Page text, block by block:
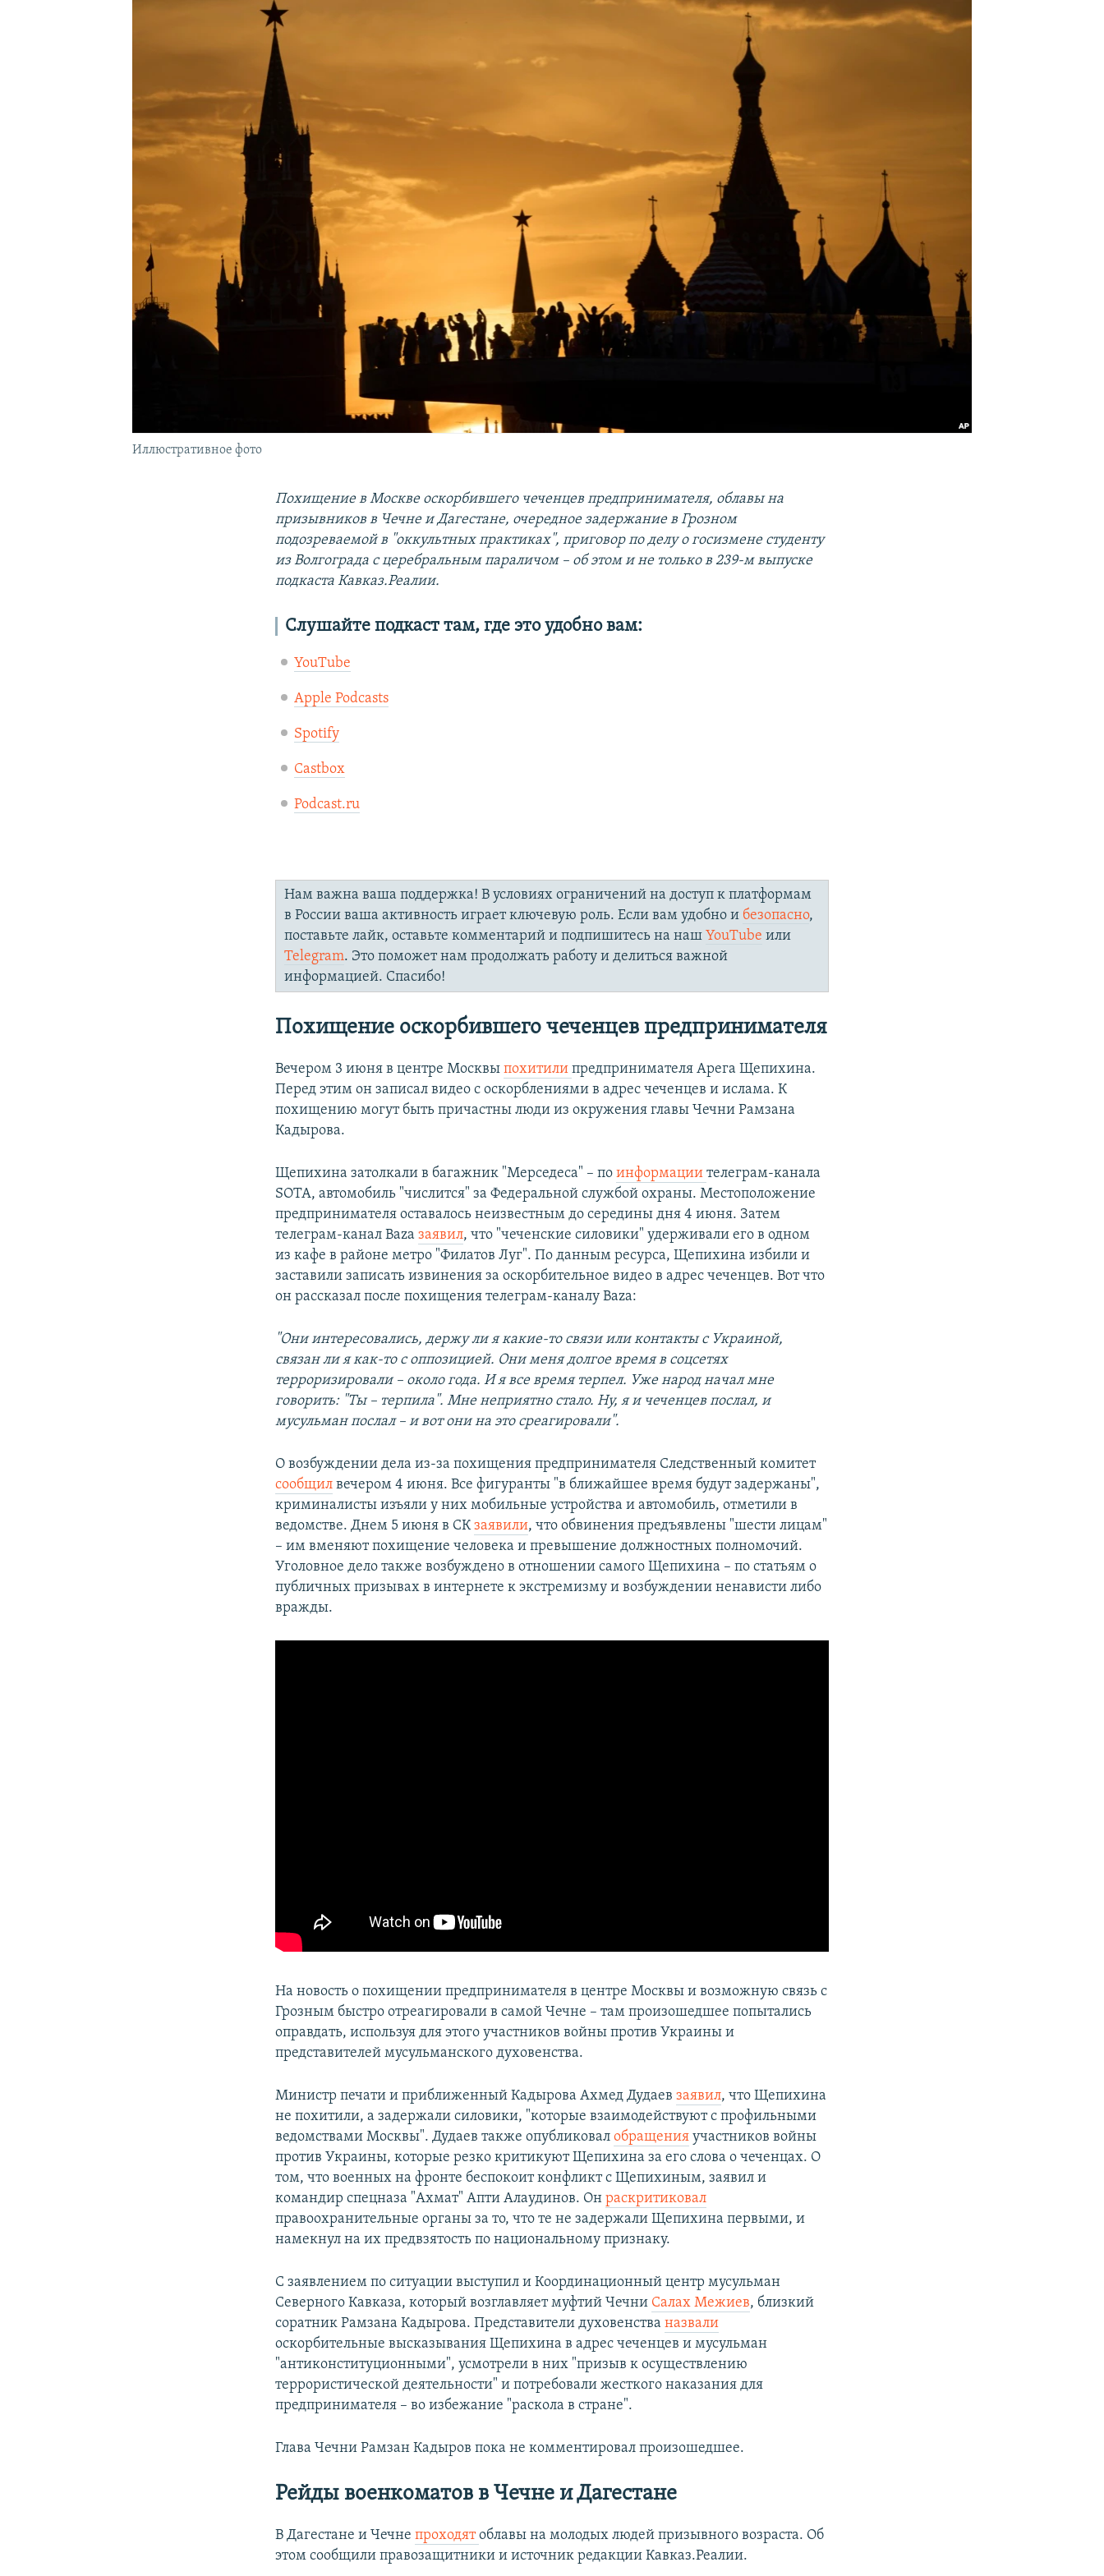
Иллюстративное фото
Похищение в Москве оскорбившего чеченцев предпринимателя, облавы на
призывников в Чечне и Дагестане, очередное задержание в Грозном
подозреваемой в "оккультных практиках", приговор по делу о госизмене студенту
из Волгограда с церебральным параличом – об этом и не только в 239-м выпуске
подкаста Кавказ.Реалии.
Слушайте подкаст там, где это удобно вам:
YouTube
Apple Podcasts
Spotify
Castbox
Podcast.ru
Нам важна ваша поддержка! В условиях ограничений на доступ к платформам
в России ваша активность играет ключевую роль. Если вам удобно и безопасно,
поставьте лайк, оставьте комментарий и подпишитесь на нашYouTube или
Telegram. Это поможет нам продолжать работу и делиться важной
информацией. Спасибо!
Похищение оскорбившего чеченцев предпринимателя
Вечером 3 июня в центре Москвыпохитилипредпринимателя Арега Щепихина.
Перед этим он записал видео с оскорблениями в адрес чеченцев и ислама. К
похищению могут быть причастны люди из окружения главы Чечни Рамзана
Кадырова.
Щепихина затолкали в багажник "Мерседеса" – поинформациителеграм-канала
SOTA, автомобиль "числится" за Федеральной службой охраны. Местоположение
предпринимателя оставалось неизвестным до середины дня 4 июня. Затем
телеграм-канал Bazaзаявил, что "чеченские силовики" удерживали его в одном
из кафе в районе метро "Филатов Луг". По данным ресурса, Щепихина избили и
заставили записать извинения за оскорбительное видео в адрес чеченцев. Вот что
он рассказал после похищения телеграм-каналу Baza:
"Они интересовались, держу ли я какие-то связи или контакты с Украиной,
связан ли я как-то с оппозицией. Они меня долгое время в соцсетях
терроризировали – около года. И я все время терпел. Уже народ начал мне
говорить: "Ты – терпила". Мне неприятно стало. Ну, я и чеченцев послал, и
мусульман послал – и вот они на это среагировали".
О возбуждении дела из-за похищения предпринимателя Следственный комитет
сообщил вечером 4 июня. Все фигуранты "в ближайшее время будут задержаны",
криминалисты изъяли у них мобильные устройства и автомобиль, отметили в
ведомстве. Днем 5 июня в СКзаявили, что обвинения предъявлены "шести лицам"
– им вменяют похищение человека и превышение должностных полномочий.
Уголовное дело также возбуждено в отношении самого Щепихина – по статьям о
публичных призывах в интернете к экстремизму и возбуждении ненависти либо
вражды.
На новость о похищении предпринимателя в центре Москвы и возможную связь с
Грозным быстро отреагировали в самой Чечне – там произошедшее попытались
оправдать, используя для этого участников войны против Украины и
представителей мусульманского духовенства.
Министр печати и приближенный Кадырова Ахмед Дудаевзаявил, что Щепихина
не похитили, а задержали силовики, "которые взаимодействуют с профильными
ведомствами Москвы". Дудаев также опубликовалобращения участников войны
против Украины, которые резко критикуют Щепихина за его слова о чеченцах. О
том, что военных на фронте беспокоит конфликт с Щепихиным, заявил и
командир спецназа "Ахмат" Апти Алаудинов. Онраскритиковал
правоохранительные органы за то, что те не задержали Щепихина первыми, и
намекнул на их предвзятость по национальному признаку.
С заявлением по ситуации выступил и Координационный центр мусульман
Северного Кавказа, который возглавляет муфтий Чечни Салах Межиев, близкий
соратник Рамзана Кадырова. Представители духовенстваназвали
оскорбительные высказывания Щепихина в адрес чеченцев и мусульман
"антиконституционными", усмотрели в них "призыв к осуществлению
террористической деятельности" и потребовали жесткого наказания для
предпринимателя – во избежание "раскола в стране".
Глава Чечни Рамзан Кадыров пока не комментировал произошедшее.
Рейды военкоматов в Чечне и Дагестане
В Дагестане и Чечнепроходятоблавы на молодых людей призывного возраста. Об
этом сообщили правозащитники и источник редакции Кавказ.Реалии.